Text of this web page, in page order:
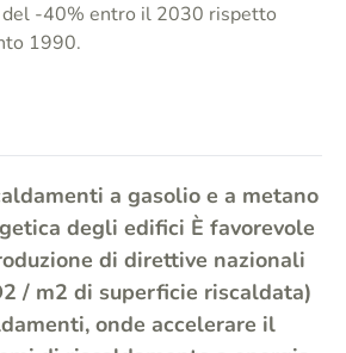
-40% entro il 2030 rispetto
1990.
a gasolio e a metano
degli edifici È favorevole
di direttive nazionali
/ m2 di superficie riscaldata)
onde accelerare il